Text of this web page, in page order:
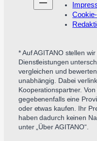
* Auf AGITANO stellen
Dienstleistungen
vergleichen und
unabhängig. Dabei
Kooperationspartner.
gegebenenfalls eine
oder etwas kaufen. Ihr
haben dadurch keinen
unter „Über AGITANO“.